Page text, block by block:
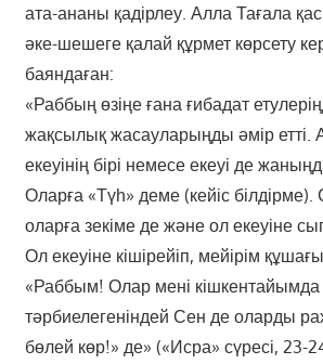
ата-ананы қадірлеу. Алла Тағала
әке-шешеге қалай құрмет көрсету
баяндаған:
«Раббың өзіңе ғана ғибадат
жақсылық жасауларыңды әмір етті.
екеуінің бірі немесе екеуі де
Оларға «Түһ» деме (кейіс білдірме).
оларға зекіме де және ол екеуіне
Ол екеуіне кішірейіп, мейірім
«Раббым! Олар мені кішкентайымда
тәрбиелегеніндей Сен де оларды
бөлей көр!» де» («Исра» сүресі, 23-